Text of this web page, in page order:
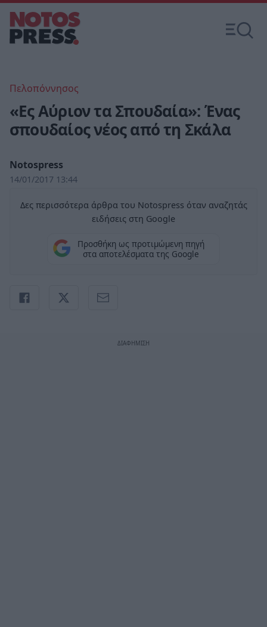
Πελοπόννησος
«Ες Αύριον τα Σπουδαία»: Ένας
σπουδαίος νέος από τη Σκάλα
Notospress
14/01/2017 13:44
Δες περισσότερα άρθρα του Notospress όταν αναζητάς
ειδήσεις στη Google
Προσθήκη ως προτιμώμενη πηγή
στα αποτελέσματα της Google